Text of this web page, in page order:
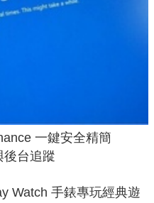
一鍵安全精簡
後台追蹤
Watch 手錶專玩經典遊